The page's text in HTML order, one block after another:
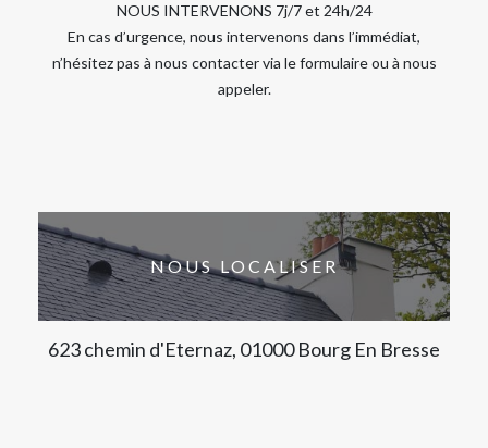
NOUS INTERVENONS 7j/7 et 24h/24
En cas d’urgence, nous intervenons dans l’immédiat,
n’hésitez pas à nous contacter via le formulaire ou à nous
appeler.
NOUS LOCALISER
623 chemin d'Eternaz, 01000 Bourg En Bresse